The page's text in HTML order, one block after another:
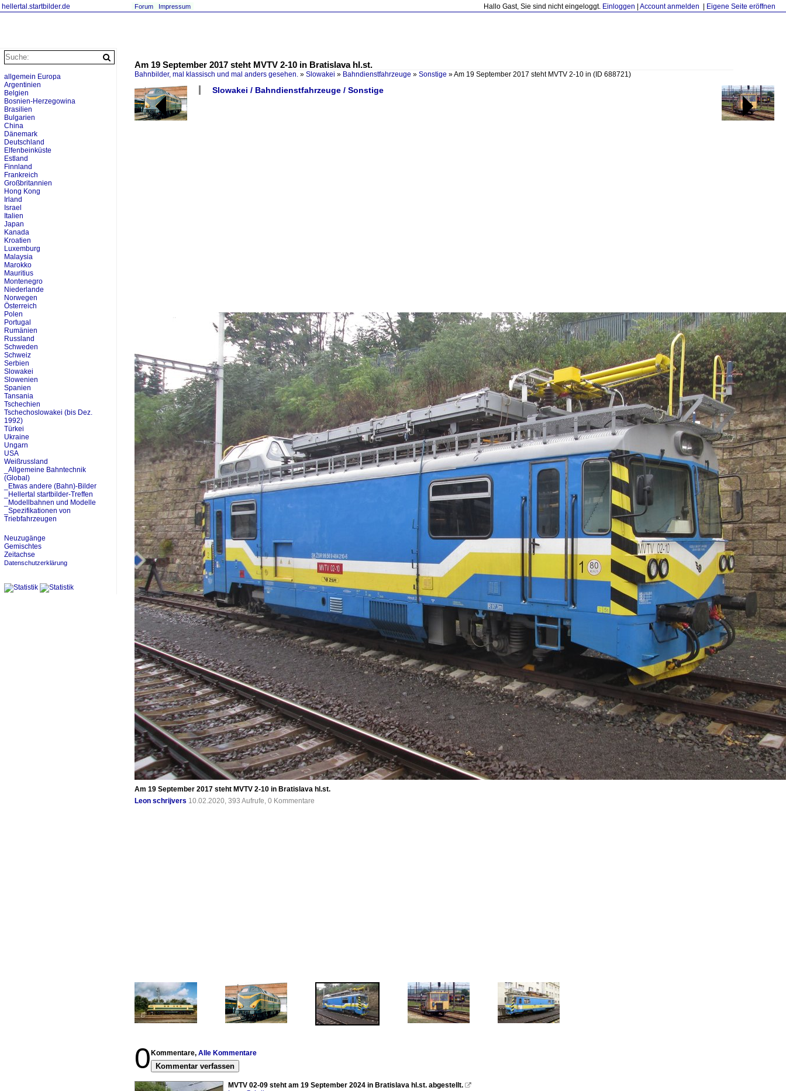
hellertal.startbilder.de Hallo Gast, Sie sind nicht eingeloggt. Einloggen Account anmelden Eigene Seite eröffnen
Forum Impressum
Am 19 September 2017 steht MVTV 2-10 in Bratislava hl.st.
Bahnbilder, mal klassisch und mal anders gesehen. » Slowakei » Bahndienstfahrzeuge » Sonstige »Am 19 September 2017 steht MVTV 2-10 in (ID 688721)
Slowakei / Bahndienstfahrzeuge / Sonstige
Am 19 September 2017 steht MVTV 2-10 in Bratislava hl.st.
Leon schrijvers 10.02.2020, 393 Aufrufe, 0 Kommentare
0 Kommentare, Alle Kommentare
Kommentar verfassen
MVTV 02-09 steht am 19 September 2024 in Bratislava hl.st. abgestellt. 
allgemein Europa
Argentinien
Belgien
Bosnien-Herzegowina
Brasilien
Bulgarien
China
Dänemark
Deutschland
Elfenbeinküste
Estland
Finnland
Frankreich
Großbritannien
Hong Kong
Irland
Israel
Italien
Japan
Kanada
Kroatien
Luxemburg
Malaysia
Marokko
Mauritius
Montenegro
Niederlande
Norwegen
Österreich
Polen
Portugal
Rumänien
Russland
Schweden
Schweiz
Serbien
Slowakei
Slowenien
Spanien
Tansania
Tschechien
Tschechoslowakei (bis Dez.
1992)
Türkei
Ukraine
Ungarn
USA
Weißrussland
_Allgemeine Bahntechnik
(Global)
_Etwas andere (Bahn)-Bilder
_Hellertal startbilder-Treffen
_Modellbahnen und Modelle
_Spezifikationen von
Triebfahrzeugen
Neuzugänge
Gemischtes
Zeitachse
Datenschutzerklärung